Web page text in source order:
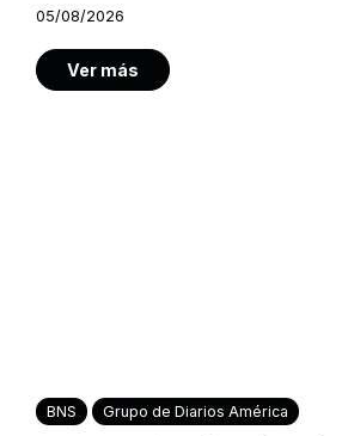
05/08/2026
Ver más
BNS Grupo de Diarios América